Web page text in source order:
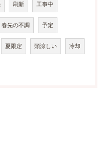
刷新 工事中
春先の不調 予定
夏限定 頭涼しい 冷却